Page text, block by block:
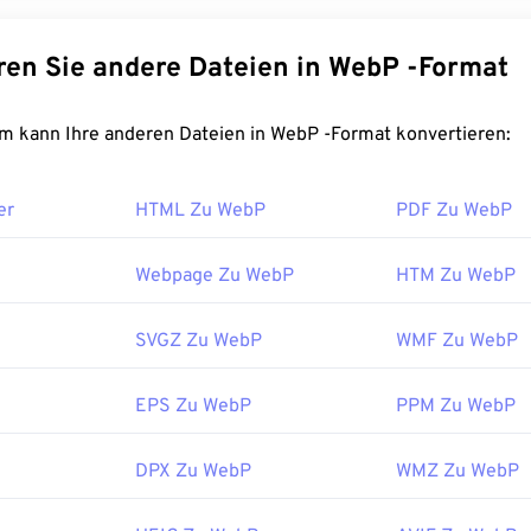
als
JPEG- (JPG)und Portable Network Graphics- (PNG)
Bildqualität auf. WebP-Bilder werden auf Webseiten und
zum Öffnen von WebP ist Google Chrome (Chrome)
Neben Chrome unterstützen alle anderen Webbrowser
Sie
PixelmatorundPhotopea
als kostenlose Bildbetrachter
Photo ViewerundAdobe Photoshop
unbedingt die
Konvertieren Sie andere Dateien in WebP -Format
FreeConvert.com kann Ihre anderen Dateien in WebP -Format konvertieren:
HTML Zu WebP PDF Zu WebP
Webpage Zu WebP HTM Zu WebP
SVGZ Zu WebP WMF Zu WebP
EPS Zu WebP PPM Zu WebP
DPX Zu WebP WMZ Zu WebP